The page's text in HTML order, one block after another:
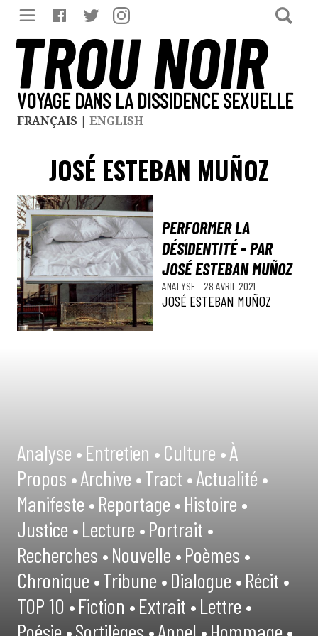
TROU NOIR
VOYAGE DANS LA DISSIDENCE SEXUELLE
FRANÇAIS | ENGLISH
JOSÉ ESTEBAN MUÑOZ
PERFORMER LA
DÉSIDENTITÉ - PAR
JOSÉ ESTEBAN MUÑOZ
ANALYSE - 28 AVRIL 2021
JOSÉ ESTEBAN MUÑOZ
Analyse •Entretien •Culture •À
Propos •Archive •Tract •Actualité •
Manifeste •Reportage •Histoire •
Justice •Lecture •Portrait •
Recherches •Nouvelle •Poèmes •
Chronique •Tribune •Dialogue •Récit •
TOP 10 •Fiction •Extrait •Lettre •